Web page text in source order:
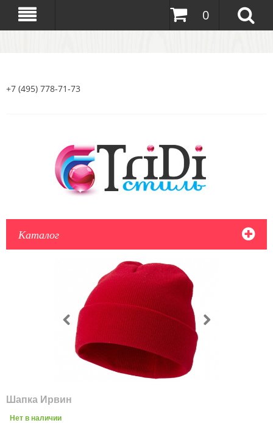
0
+7 (495) 778-71-73
Каталог
Шапка Ирвин
Нет в наличии